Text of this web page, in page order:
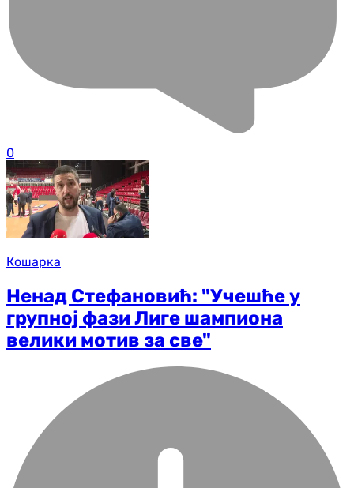
0
Кошарка
Ненад Стефановић: "Учешће у
групној фази Лиге шампиона
велики мотив за све"